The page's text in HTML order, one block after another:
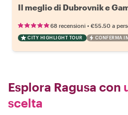
Il meglio di Dubrovnik e
68 recensioni • €55.50 a
CITY HIGHLIGHT TOUR CONFERMA
Esplora Ragusa con
scelta